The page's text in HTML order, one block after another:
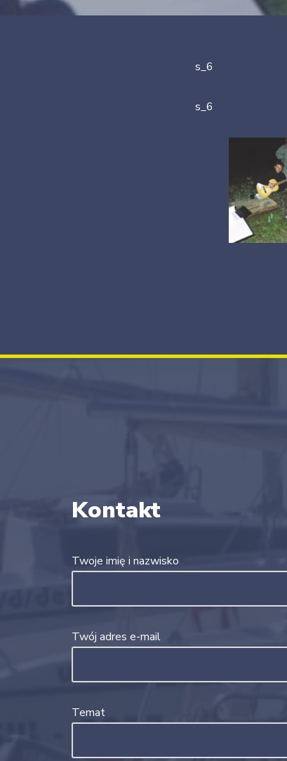
s_6
s_6
Kontakt
Twoje imię i nazwisko
Twój adres e-mail
Temat